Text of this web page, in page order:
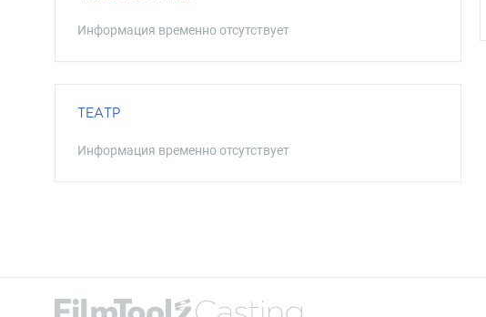
Информация временно отсутствует
ТЕАТР
Информация временно отсутствует